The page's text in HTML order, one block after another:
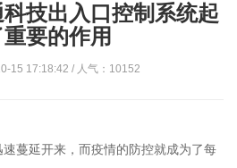
技出入口控制系统起
要的作用
15 17:18:42 / 人气：10152
蔓延开来，而疫情的防控就成为了每